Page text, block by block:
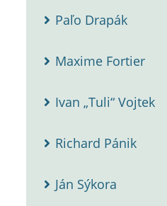
Paľo Drapák
Maxime Fortier
Ivan „Tuli“ Vojtek
Richard Pánik
Ján Sýkora